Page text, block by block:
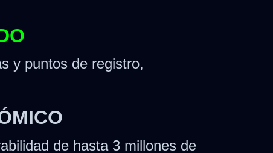
y puntos de registro,
de hasta 3 millones de